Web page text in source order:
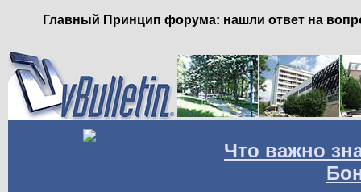
Главный Принцип форума: нашли ответ на
Что важно